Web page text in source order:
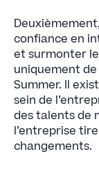
confiance en
et surmonter
uniquement
Summer. Il
sein de
des talents de
l’entreprise
changements.